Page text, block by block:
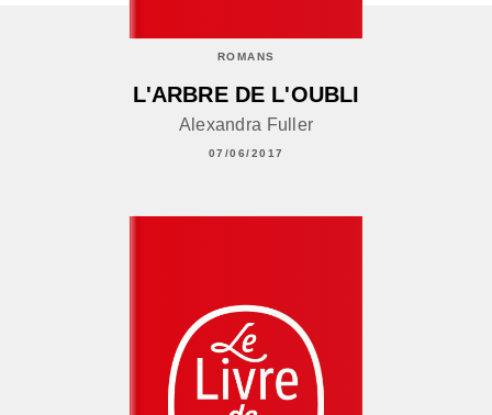
ROMANS
L'ARBRE DE L'OUBLI
Alexandra Fuller
07/06/2017